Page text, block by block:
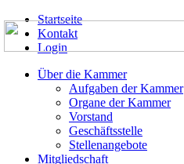
Startseite
Kontakt
Login
Über die Kammer
Aufgaben der Kammer
Organe der Kammer
Vorstand
Geschäftsstelle
Stellenangebote
Mitgliedschaft